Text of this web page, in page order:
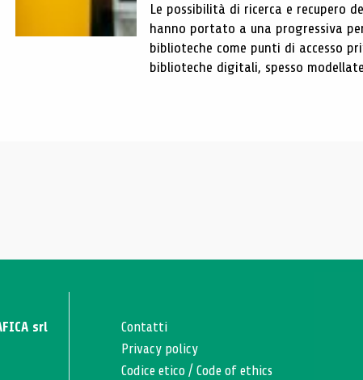
Le possibilità di ricerca e recupero
hanno portato a una progressiva
biblioteche come punti di accesso
biblioteche digitali, spesso
srl
Contatti
Privacy policy
Codice etico /Code of ethics